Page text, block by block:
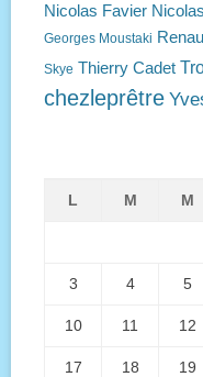
Nicolas Favier
Georges Moustaki
Skye Thierry Cadet
chezleprêtre
L M M
3 4 5
10 11 12
17 18 19